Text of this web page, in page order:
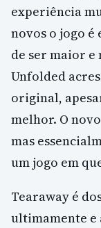
experiência
novos o jogo é
de ser maior e
Unfolded
original,
melhor. O
mas
um jogo em
Tearaway é
ultimamente e